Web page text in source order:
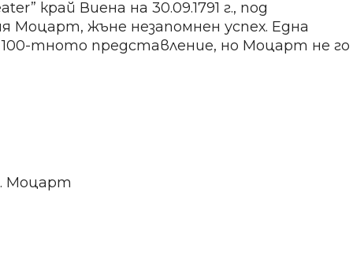
край Виена на 30.09.1791 г., под
Моцарт, жъне незапомнен успех. Една
100-тното представление, но Моцарт не го
Моцарт